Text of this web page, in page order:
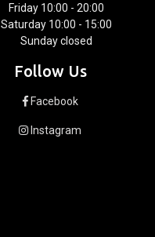
Friday 10:00 - 20:00
Saturday 10:00 - 15:00
Sunday closed
Follow Us
Facebook
Instagram